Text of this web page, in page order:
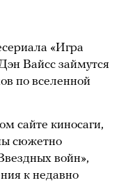
«Игра
Вайсс займутся
по вселенной
сайте киносаги,
сюжетно
войн»,
к недавно